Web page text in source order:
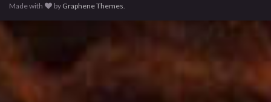
Made with
by Graphene Themes